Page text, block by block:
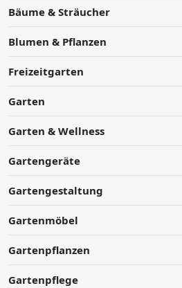
Bäume & Sträucher
Blumen & Pflanzen
Freizeitgarten
Garten
Garten & Wellness
Gartengeräte
Gartengestaltung
Gartenmöbel
Gartenpflanzen
Gartenpflege